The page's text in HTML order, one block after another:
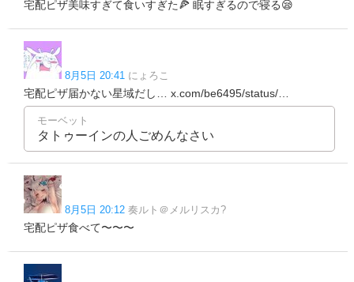
宅配ピザ美味すぎて食いすぎた🍕 眠すぎるので寝る😪
8月5日 20:41 にょろこ
宅配ピザ届かない星域だし… x.com/be6495/status/…
モーベット
タトゥーインの人ごめんなさい
8月5日 20:12 奏ルト＠メルリスカ?
宅配ピザ食べて〜〜〜